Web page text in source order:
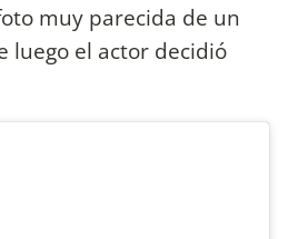
muy parecida de un
luego el actor decidió